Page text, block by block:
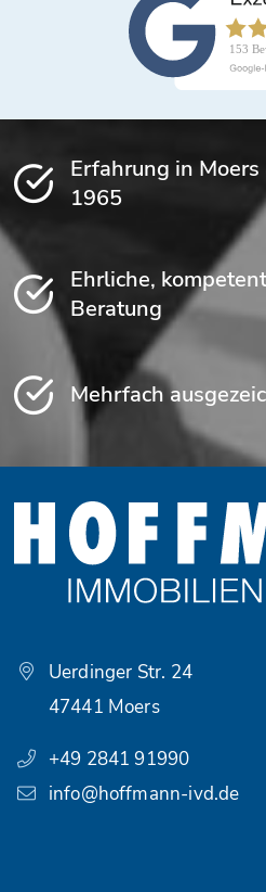
Erfahrung in
1965
Ehrliche,
Beratung
Mehrfach
Uerdinger Str. 24
47441 Moers
+49 2841 91990
info@hoffmann-ivd.de